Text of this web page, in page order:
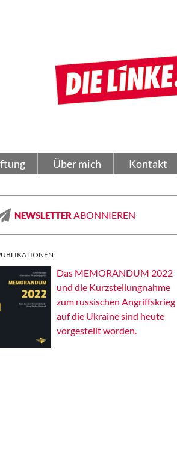
Über mich Kontakt
NEWSLETTER ABONNIEREN
Das MEMORANDUM 2022
und die Kurzstellungnahme
zum russischen Angriffskrieg
auf die Ukraine sind heute
vorgestellt worden.